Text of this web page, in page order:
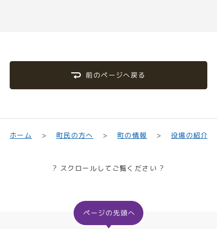
前のページへ戻る
ホーム 町民の方へ 町の情報 役場の紹介
? スクロールしてご覧ください ?